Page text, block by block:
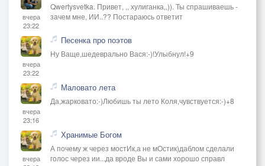
вчера
23:22
Qwertysvetka. Привет, ,, хулиганка,,)). Ты спрашиваешь -
зачем мне, ИИ..?? Постараюсь ответит
вчера
23:22
Песенка про поэтов
Ну Ваще,шедеврально Вася:-)!Улыбнул!+9
вчера
23:16
Маловато лета
Да,жарковато:-)Любишь ты лето Коля,чувствуется:-)+8
вчера
Хранимые Богом
А почему ж через мостИк,а не мОстик)даблом сделали
голос через ии...да вроде Вы и сами хорошо справл